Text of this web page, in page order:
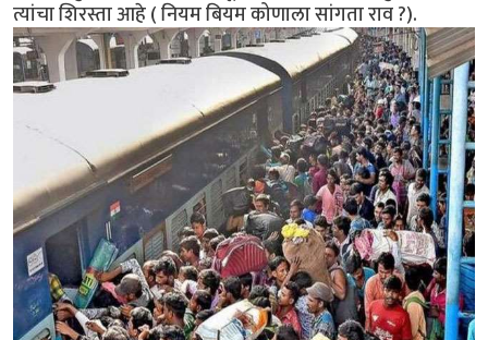
त्यांचा शिरस्ता आहे ( नियम बियम कोणाला सांगता राव ?).